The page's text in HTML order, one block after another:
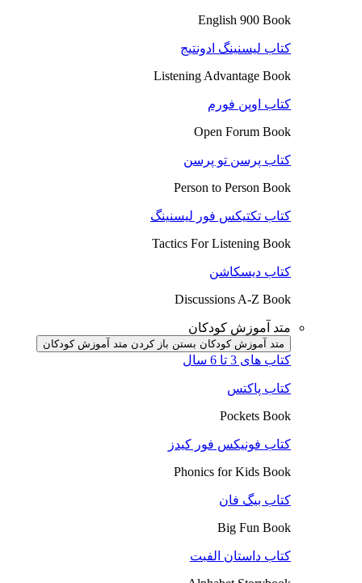
English 900 Book
کتاب لیسنینگ ادونتیج
Listening Advantage Book
کتاب اوپن فورم
Open Forum Book
کتاب پرسن تو پرسن
Person to Person Book
کتاب تکتیکس فور لیسنینگ
Tactics For Listening Book
کتاب دیسکاشن
Discussions A-Z Book
متد آموزش کودکان
متد آموزش کودکان بستن باز کردن متد آموزش کودکان
کتاب های 3 تا 6 سال
کتاب پاکتس
Pockets Book
کتاب فونیکس فور کیدز
Phonics for Kids Book
کتاب بیگ فان
Big Fun Book
کتاب داستان الفبت